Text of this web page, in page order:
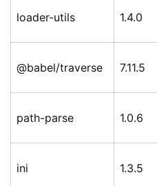
loader-utils 1.4.0
@babel/traverse 7.11.5
path-parse 1.0.6
ini 1.3.5